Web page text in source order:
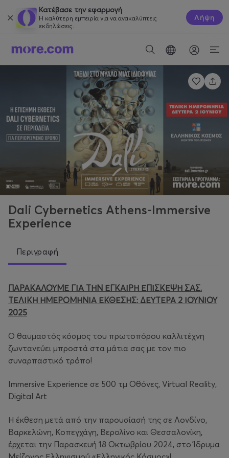
Κατέβασε την εφαρμογή
Η καλύτερη εμπειρία για να ανακαλύπτεις
εκδηλώσεις.
Λήψη
Dali Cybernetics Athens-Immersive
Experience
Περιγραφή
ΠΑΡΑΚΑΛΟΥΜΕ ΓΙΑ ΤΗΝ ΕΓΚΑΙΡΗ ΕΠΙΣΚΕΨΗ ΣΑΣ.
ΤΕΛΙΚΗ ΗΜΕΡΟΜΗΝΙΑ ΕΚΘΕΣΗΣ: ΔΕΥΤΕΡΑ 2 ΙΟΥΝΙΟΥ
2025
Ο θαυμαστός κόσμος του πρωτοπόρου καλλιτέχνη
ζωντανεύει μπροστά στα μάτια σας με τον πιο
συναρπαστικό τρόπο!
Immersive Experience σε 500 τμ Οθόνες, Virtual Reality,
Digital Art
Η έκθεση μετά από την παρουσίασή της σε Λονδίνο,
Βαρκελώνη, Κοπεγχάγη, Βερολίνο και Θεσσαλονίκη,
έρχεται την Παρασκευή 18 Οκτωβρίου 2024, στο Ίδρυμα